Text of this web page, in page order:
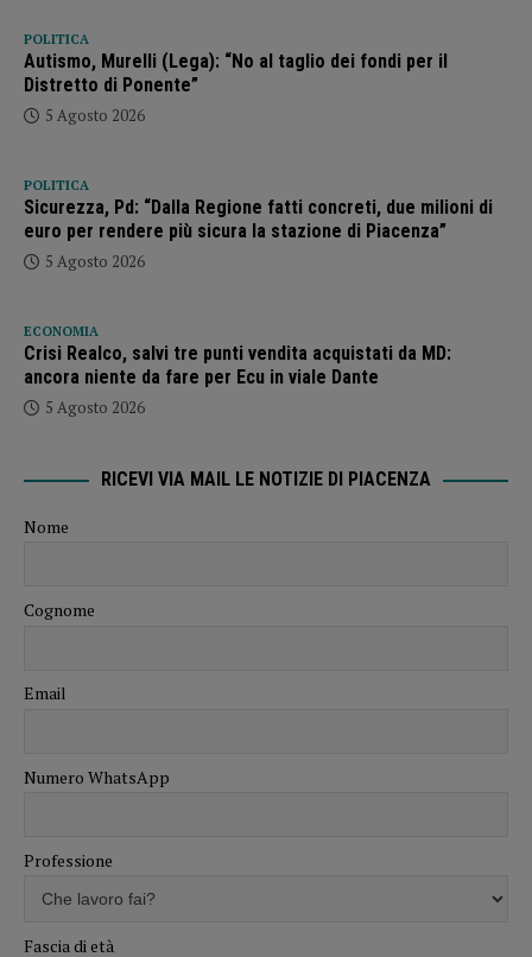
POLITICA
Autismo, Murelli (Lega): “No al taglio dei fondi per il
Distretto di Ponente”
5 Agosto 2026
POLITICA
Sicurezza, Pd: “Dalla Regione fatti concreti, due milioni di
euro per rendere più sicura la stazione di Piacenza”
5 Agosto 2026
ECONOMIA
Crisi Realco, salvi tre punti vendita acquistati da MD:
ancora niente da fare per Ecu in viale Dante
5 Agosto 2026
RICEVI VIA MAIL LE NOTIZIE DI PIACENZA
Nome
Cognome
Email
Numero WhatsApp
Professione
Fascia di età